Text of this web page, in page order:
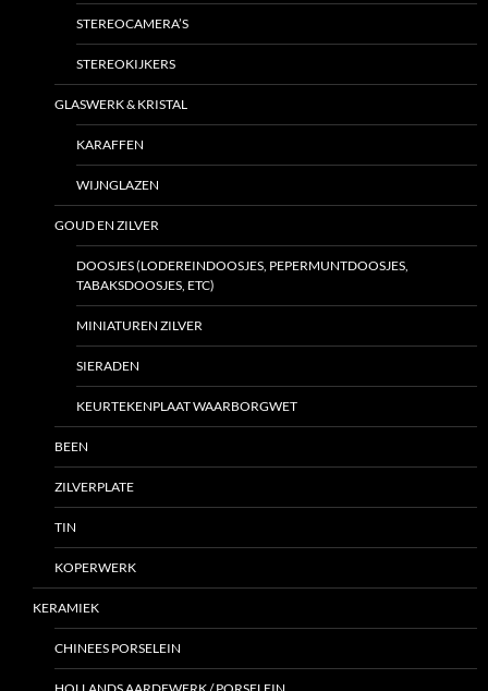
STEREOCAMERA’S
STEREOKIJKERS
GLASWERK & KRISTAL
KARAFFEN
WIJNGLAZEN
GOUD EN ZILVER
DOOSJES (LODEREINDOOSJES, PEPERMUNTDOOSJES,
TABAKSDOOSJES, ETC)
MINIATUREN ZILVER
SIERADEN
KEURTEKENPLAAT WAARBORGWET
BEEN
ZILVERPLATE
TIN
KOPERWERK
KERAMIEK
CHINEES PORSELEIN